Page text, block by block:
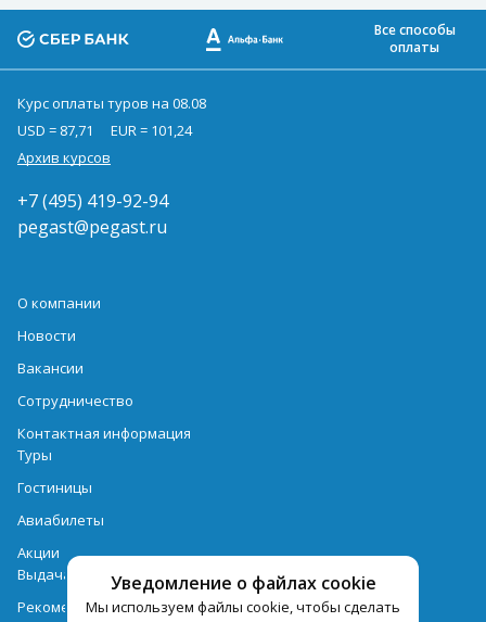
Уведомление о файлах cookie
Мы используем файлы cookie, чтобы сделать
Все способы
оплаты
Курс оплаты туров на 08.08
USD = 87,71
EUR = 101,24
Архив курсов
+7 (495) 419-92-94
pegast@pegast.ru
О компании
Новости
Вакансии
Сотрудничество
Контактная информация
Туры
Гостиницы
Авиабилеты
Акции
Выдача документов
Рекомендации